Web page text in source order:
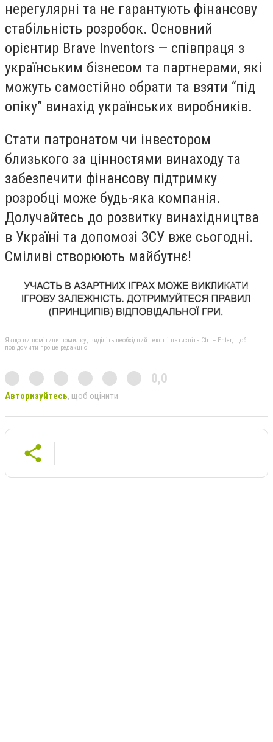
нерегулярні та не гарантують фінансову
стабільність розробок. Основний
орієнтир Brave Inventors — співпраця з
українським бізнесом та партнерами, які
можуть самостійно обрати та взяти “під
опіку” винахід українських виробників.
Стати патронатом чи інвестором
близького за цінностями винаходу та
забезпечити фінансову підтримку
розробці може будь-яка компанія.
Долучайтесь до розвитку винахідництва
в Україні та допомозі ЗСУ вже сьогодні.
Сміливі створюють майбутнє!
Якщо ви помітили помилку, виділіть необхідний текст і натисніть Ctrl + Enter, щоб
повідомити про це редакцію
0,0
Авторизуйтесь, щоб оцінити